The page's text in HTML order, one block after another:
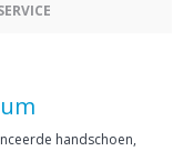
handschoen,